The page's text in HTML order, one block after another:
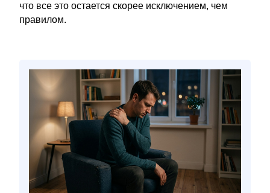
что все это остается скорее исключением, чем
правилом.